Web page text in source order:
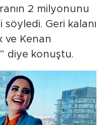
2 milyonunu
söyledi. Geri kalanı
ve Kenan
diye konuştu.